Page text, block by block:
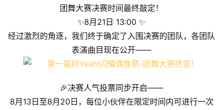
团舞大赛决赛时间最终敲定！
✨8月21日 13:00 ✨
经过激烈的角逐，我们终于确定了入围决赛的团队，各团队
表演曲目现在公开——
🎉决赛人气投票同步开启——
8月13日至8月20日，每位小伙伴在限定时间内可进行一次